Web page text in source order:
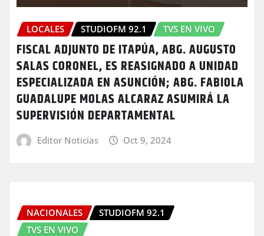
LOCALES STUDIOFM 92.1 TVS EN VIVO
FISCAL ADJUNTO DE ITAPÚA, ABG. AUGUSTO
SALAS CORONEL, ES REASIGNADO A UNIDAD
ESPECIALIZADA EN ASUNCIÓN; ABG. FABIOLA
GUADALUPE MOLAS ALCARAZ ASUMIRÁ LA
SUPERVISIÓN DEPARTAMENTAL
Editor Noticias Oct 9, 2024
NACIONALES
STUDIOFM 92.1
TVS EN VIVO